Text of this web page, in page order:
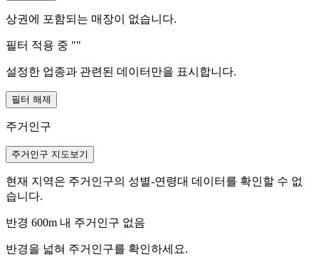
상권에 포함되는 매장이 없습니다.
필터 적용 중 ""
설정한 업종과 관련된 데이터만을 표시합니다.
필터 해제
주거인구
주거인구 지도보기
현재 지역은 주거인구의 성별-연령대 데이터를 확인할 수 없
습니다.
반경 600m 내 주거인구 없음
반경을 넓혀 주거인구를 확인하세요.